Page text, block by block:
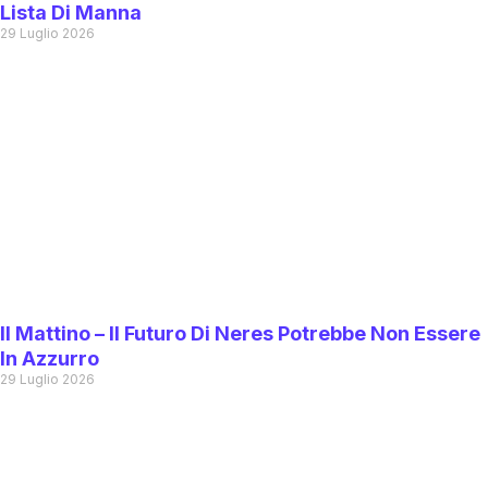
Lista Di Manna
29 Luglio 2026
Il Mattino – Il Futuro Di Neres Potrebbe Non Essere
In Azzurro
29 Luglio 2026